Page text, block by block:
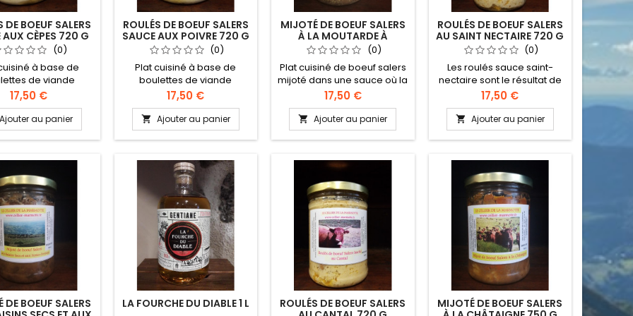
DE BOEUF SALERS
AUX CÈPES 720 G
(0)
à base de
de viande
de boeuf salers,
au four et
dans une
crème
parfumée
de notre
la viande de
les Cèpes de nos
Idéalement servi
assiette de pâtes
!
Prix
17,50 €
Ajouter au panier
ROULÉS DE BOEUF SALERS
SAUCE AUX POIVRE 720 G
(0)
Plat cuisiné à base de
boulettes de viande
hachée de boeuf salers,
mitonnées dans une
onctueuse crème
délicatement poivrée et
parfumée
Prix
17,50 €
 Ajouter au panier
MIJOTÉ DE BOEUF SALERS
À LA MOUTARDE À
L'ANCIENNE 750 G
(0)
Plat cuisiné de boeuf salers
mijoté dans une sauce où la
moutarde à l'ancienne
laisse une note légèrement
acidulée qui vient renforcer
les saveurs et le fondant de
notre traditionnelle viande
Prix
17,50 €
 Ajouter au panier
ROULÉS DE BOEUF SALERS
AU SAINT NECTAIRE 720 G
(0)
Les roulés sauce saint-
nectaire sont le résultat de
l'alliance de deux produits
forts de notre gastronomie
cantalienne, la viande de
boeuf salers et notre
traditionnel fromage. Ces
hachée aux saveurs de
terroir feront le plaisir des
petits comme des grands
avec une sauce douce et
parfumée à la fois.
Prix
17,50 €
 Ajouter au panier
DE BOEUF SALERS
LA FOURCHE DU DIABLE 1 L
ROULÉS DE BOEUF SALERS
MIJOTÉ DE BOEUF SALERS